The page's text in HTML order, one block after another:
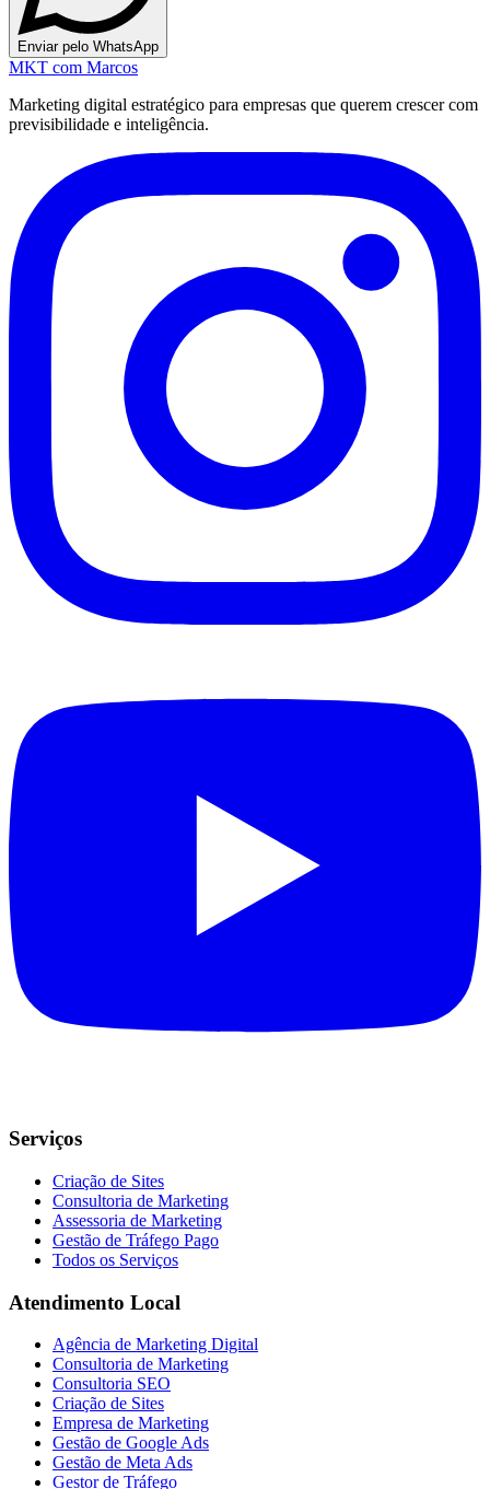
Enviar pelo WhatsApp
MKT com Marcos
Marketing digital estratégico para empresas que querem crescer com
previsibilidade e inteligência.
Serviços
Criação de Sites
Consultoria de Marketing
Assessoria de Marketing
Gestão de Tráfego Pago
Todos os Serviços
Atendimento Local
Agência de Marketing Digital
Consultoria de Marketing
Consultoria SEO
Criação de Sites
Empresa de Marketing
Gestão de Google Ads
Gestão de Meta Ads
Gestor de Tráfego